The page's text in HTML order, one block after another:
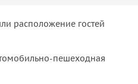
расположение гостей
пешеходная